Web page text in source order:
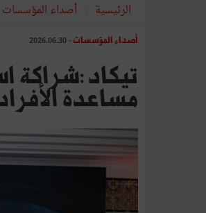
الرئيسية أصداء المؤسسات
أصداء المؤسسات - 2026.06.30
مساعدة